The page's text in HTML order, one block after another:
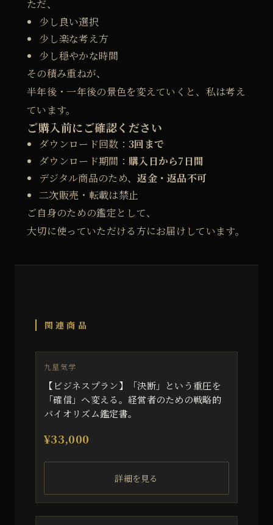
ただ、
少し良い選択
少し楽な考え方
少し穏やかな時間
その積み重ねが、
半年後・一年後の景色を変えていくと、私は考え
ています。
ご購入前にご確認ください
ダウンロード回数： 3回まで
ダウンロード期間： 購入日から7日間
デジタル商品のため、返金・返品不可
二次販売・転載は禁止
ご自身のための鑑定として、
大切に使っていただける方にお届けしています。
関連商品
九星気学
【ビジネスプラン】「決断」という重圧を
「確信」へ変える。経営者のための戦略的
バイオリズム鑑定書。
¥33,000
詳細を見る